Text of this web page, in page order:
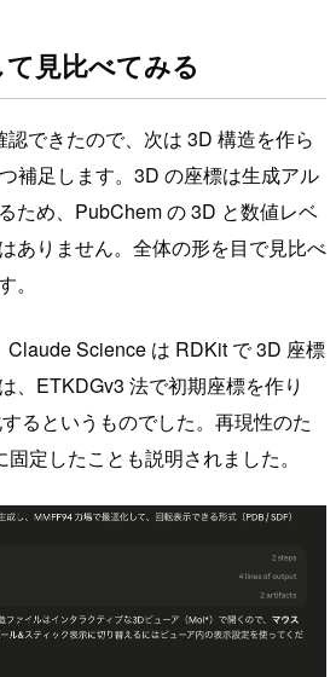
見比べてみる
できたので、次は 3D 構造を作ら
補足します。3D の座標は生成アル
ため、PubChem の 3D と数値レベ
ありません。全体の形を目で見比べ
。
Science は RDKit で 3D 座標
、ETKDGv3 法で初期座標を作り
るというものでした。再現性のた
定したことも説明されました。